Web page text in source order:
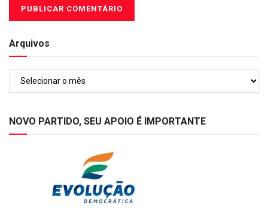
Arquivos
Arquivos
NOVO PARTIDO, SEU APOIO É IMPORTANTE